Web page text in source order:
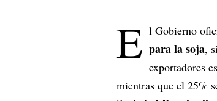
E l Gobierno
para la soja,
exportadores
mientras que el 25%